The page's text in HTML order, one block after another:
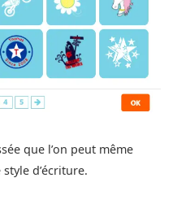
que l’on peut même
d’écriture.